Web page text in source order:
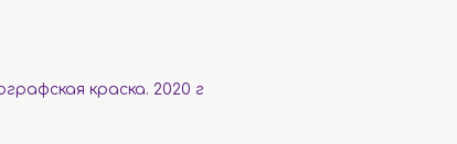
краска. 2020 г